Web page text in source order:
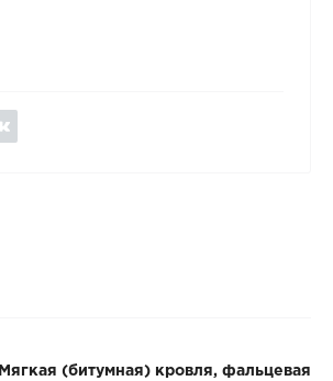
Мягкая (битумная) кровля, фальцевая